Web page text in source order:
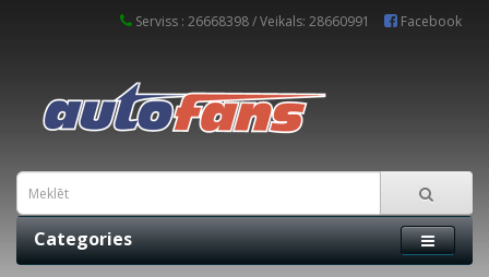
Serviss : 26668398 / Veikals: 28660991 Facebook
Categories